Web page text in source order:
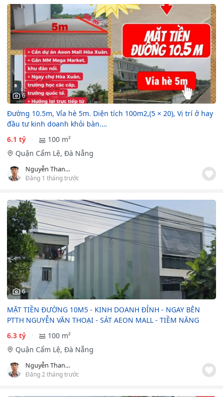
6
Đường 10.5m, Vỉa hè 5m. Diện tích 100m2,(5 × 20), Vị trí ở hay
đầu tư kinh doanh khỏi bàn.…
6.1 tỷ
100 m²
Quận Cẩm Lệ, Đà Nẵng
Nguyễn Thanh Hải
Đăng 1 tháng trước
6
MẶT TIỀN ĐƯỜNG 10M5 - KINH DOANH ĐỈNH - NGAY BÊN
PTTH NGUYỄN VĂN THOẠI - SÁT AEON MALL - TIỀM NĂNG
6.3 tỷ
100 m²
Quận Cẩm Lệ, Đà Nẵng
Nguyễn Thanh Hải
Đăng 2 tháng trước